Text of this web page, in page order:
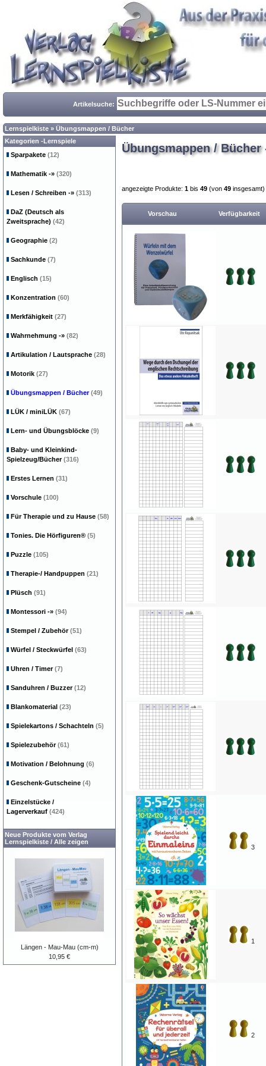
Artikelsuche:
Lernspielkiste » Übungsmappen / Bücher
Übungsmappen / Bücher
angezeigte Produkte: 1 bis 49 (von 49 insgesamt)
Vorschau Verfügbarkeit
3
1
2
Kategorien -Lernspiele
Sparpakete (12)
Mathematik -» (320)
Lesen / Schreiben -» (313)
DaZ (Deutsch als
Zweitsprache) (42)
Geographie (2)
Sachkunde (7)
Englisch (15)
Konzentration (60)
Merkfähigkeit (27)
Wahrnehmung -» (82)
Artikulation / Lautsprache (28)
Motorik (27)
Übungsmappen / Bücher (49)
LÜK / miniLÜK (67)
Lern- und Übungsblöcke (9)
Baby- und Kleinkind-
Spielzeug/Bücher(316)
Erstes Lernen (31)
Vorschule (100)
Für Therapie und zu Hause (58)
Tonies. Die Hörfiguren® (5)
Puzzle (105)
Therapie-/ Handpuppen (21)
Plüsch (91)
Montessori -» (94)
Stempel / Zubehör(51)
Würfel / Steckwürfel (63)
Uhren / Timer(7)
Sanduhren / Buzzer(12)
Blankomaterial (23)
Spielekartons / Schachteln (5)
Spielezubehör(61)
Motivation / Belohnung (6)
Geschenk-Gutscheine (4)
Einzelstücke /
Lagerverkauf (424)
Neue Produkte vom Verlag
Lernspielkiste / Alle zeigen
Längen - Mau-Mau (cm-m)
10,95 €